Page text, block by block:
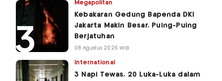
Megapolitan
Kebakaran Gedung Bapenda DKI
Jakarta Makin Besar, Puing-Puing
Berjatuhan
08 Agustus 2026 WIB
International
3 Napi Tewas, 20 Luka-Luka dalam